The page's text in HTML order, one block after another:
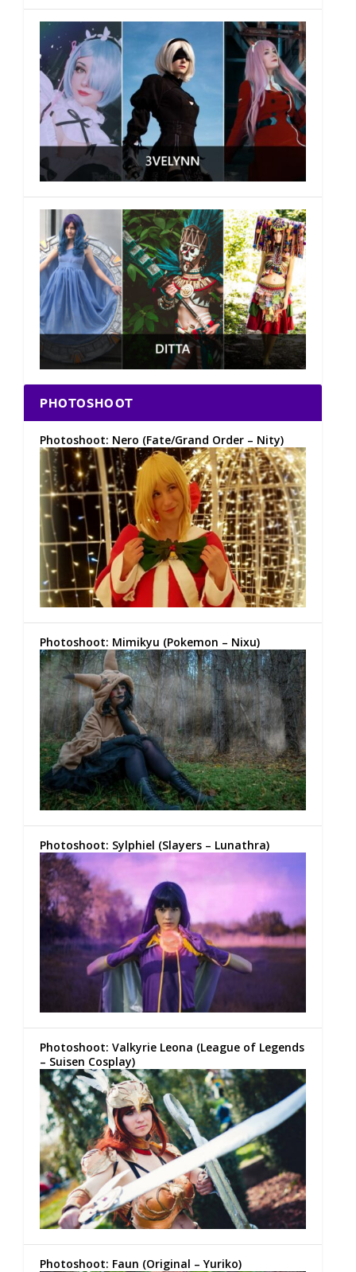
PHOTOSHOOT
Photoshoot: Nero (Fate/Grand Order – Nity)
Photoshoot: Mimikyu (Pokemon – Nixu)
Photoshoot: Sylphiel (Slayers – Lunathra)
Photoshoot: Valkyrie Leona (League of Legends
– Suisen Cosplay)
Photoshoot: Faun (Original – Yuriko)